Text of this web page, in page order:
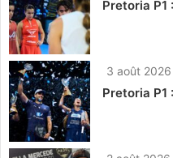
Pretoria P1
3 août 2026
Pretoria P1